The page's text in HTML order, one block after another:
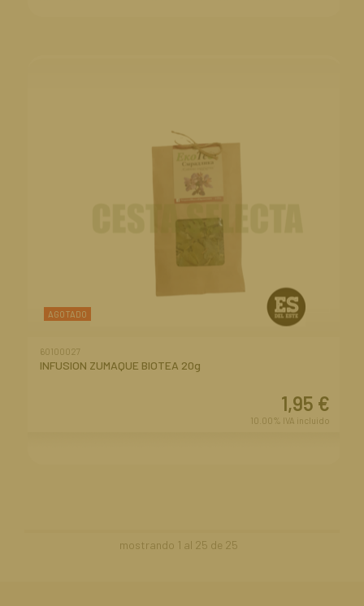
AGOTADO
60100027
INFUSION ZUMAQUE BIOTEA 20g
1,95 €
10.00% IVA incluido
mostrando 1 al 25 de 25